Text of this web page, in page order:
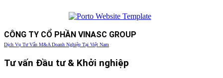
CÔNG TY CỔ PHẦN VINASC GROUP
Dịch Vụ Tư Vấn M&A Doanh Nghiệp Tại Việt Nam
Tư vấn Đầu tư & Khởi nghiệp